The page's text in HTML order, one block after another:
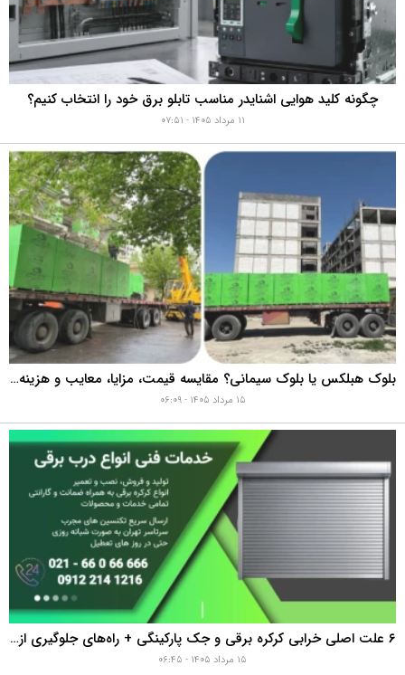
چگونه کلید هوایی اشنایدر مناسب تابلو برق خود را انتخاب کنیم؟
بلوک هبلکس یا بلوک سیمانی؟ مقایسه قیمت، مزایا، معایب و هزینه واقعی اجرای دیوار
۱۵ مرداد ۱۴۰۵ - ۰۶:۰۹
۶ علت اصلی خرابی کرکره برقی و جک پارکینگی + راه‌های جلوگیری از هزینه‌های سنگین تعمیر